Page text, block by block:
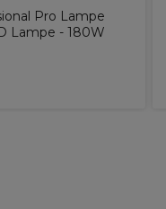
Pro Lampe
Lampe - 180W